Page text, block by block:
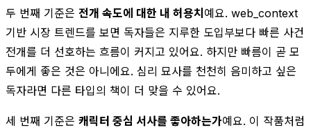
두 번째 기준은 전개 속도에 대한 내 허용치예요. web_context
기반 시장 트렌드를 보면 독자들은 지루한 도입부보다 빠른 사건
전개를 더 선호하는 흐름이 커지고 있어요. 하지만 빠름이 곧 모
두에게 좋은 것은 아니에요. 심리 묘사를 천천히 음미하고 싶은
독자라면 다른 타입의 책이 더 맞을 수 있어요.
세 번째 기준은 캐릭터 중심 서사를 좋아하는가예요. 이 작품처럼